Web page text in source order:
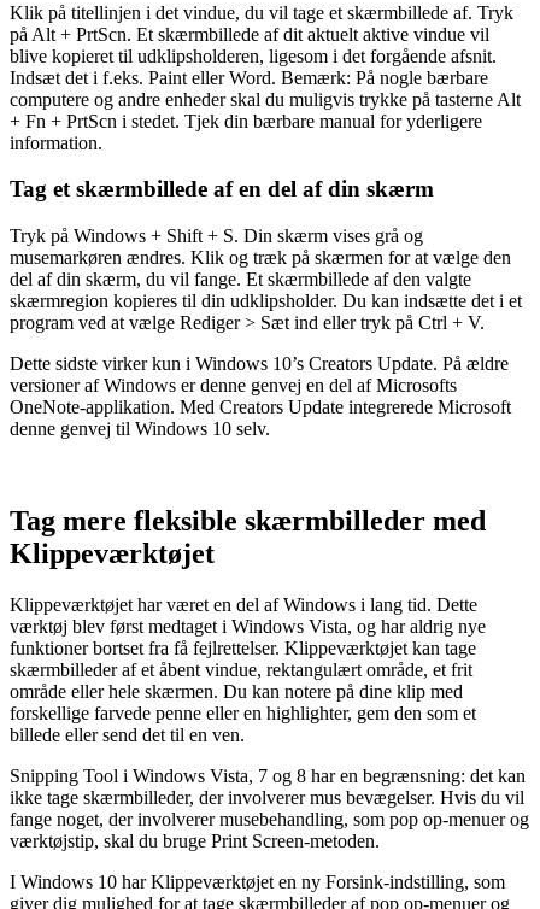
Klik på titellinjen i det vindue, du vil tage et skærmbillede af. Tryk
på Alt + PrtScn. Et skærmbillede af dit aktuelt aktive vindue vil
blive kopieret til udklipsholderen, ligesom i det forgående afsnit.
Indsæt det i f.eks. Paint eller Word. Bemærk: På nogle bærbare
computere og andre enheder skal du muligvis trykke på tasterne Alt
+ Fn + PrtScn i stedet. Tjek din bærbare manual for yderligere
information.
Tag et skærmbillede af en del af din skærm
Tryk på Windows + Shift + S. Din skærm vises grå og
musemarkøren ændres. Klik og træk på skærmen for at vælge den
del af din skærm, du vil fange. Et skærmbillede af den valgte
skærmregion kopieres til din udklipsholder. Du kan indsætte det i et
program ved at vælge Rediger > Sæt ind eller tryk på Ctrl + V.
Dette sidste virker kun i Windows 10’s Creators Update. På ældre
versioner af Windows er denne genvej en del af Microsofts
OneNote-applikation. Med Creators Update integrerede Microsoft
denne genvej til Windows 10 selv.
Tag mere fleksible skærmbilleder med
Klippeværktøjet
Klippeværktøjet har været en del af Windows i lang tid. Dette
værktøj blev først medtaget i Windows Vista, og har aldrig nye
funktioner bortset fra få fejlrettelser. Klippeværktøjet kan tage
skærmbilleder af et åbent vindue, rektangulært område, et frit
område eller hele skærmen. Du kan notere på dine klip med
forskellige farvede penne eller en highlighter, gem den som et
billede eller send det til en ven.
Snipping Tool i Windows Vista, 7 og 8 har en begrænsning: det kan
ikke tage skærmbilleder, der involverer mus bevægelser. Hvis du vil
fange noget, der involverer musebehandling, som pop op-menuer og
værktøjstip, skal du bruge Print Screen-metoden.
I Windows 10 har Klippeværktøjet en ny Forsink-indstilling, som
giver dig mulighed for at tage skærmbilleder af pop op-menuer og